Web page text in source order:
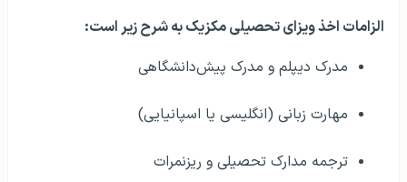
الزامات اخذ ویزای تحصیلی مکزیک به شرح زیر است:
مدرک دیپلم و مدرک پیش‌دانشگاهی
مهارت زبانی (انگلیسی یا اسپانیایی)
ترجمه مدارک تحصیلی و ریزنمرات